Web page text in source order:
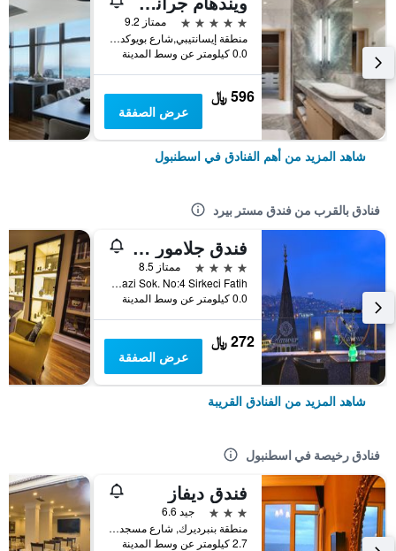
5 نجوم
ممتاز 9.2
منطقة إيسانتيبي,شارع بويوكديري 177-183 شيشلي, اسطنبول, تركيا
0.0 كيلومتر عن وسط المدينة
596 ﷼
عرض الصفقة
شاهد المزيد من أهم الفنادق في اسطنبول
فنادق بالقرب من فندق مستر بيرد
فندق جلامور إسطنبول سركجي
4 نجوم
ممتاز 8.5
Hocapaşa Mah. Vezir Cami Çikmazi Sok. No:4 Sirkeci Fatih, اسطنبول, تركيا
0.0 كيلومتر عن وسط المدينة
272 ﷼
عرض الصفقة
شاهد المزيد من الفنادق القريبة
فنادق رخيصة في اسطنبول
فندق ديفاز
3 نجوم
جيد 6.6
منطقة بنبرديرك, شارع مسجد كاتب سنان رقم 31, اسطنبول, تركيا
2.7 كيلومتر عن وسط المدينة